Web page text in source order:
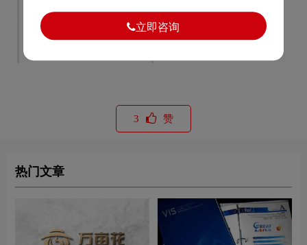
企业vi形象设计如何才能深
形象vi设计正确方法是什么
3 赞
热门文章
立即咨询